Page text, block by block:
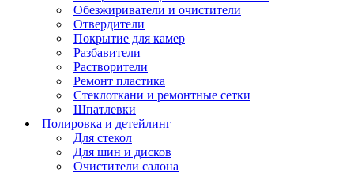
Обезжириватели и очистители
Отвердители
Покрытие для камер
Разбавители
Растворители
Ремонт пластика
Стеклоткани и ремонтные сетки
Шпатлевки
Полировка и детейлинг
Для стекол
Для шин и дисков
Очистители салона